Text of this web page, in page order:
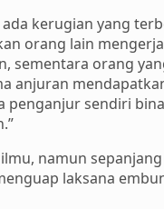
kerugian yang
orang lain
sementara orang
anjuran
penganjur sendiri
namun
laksana